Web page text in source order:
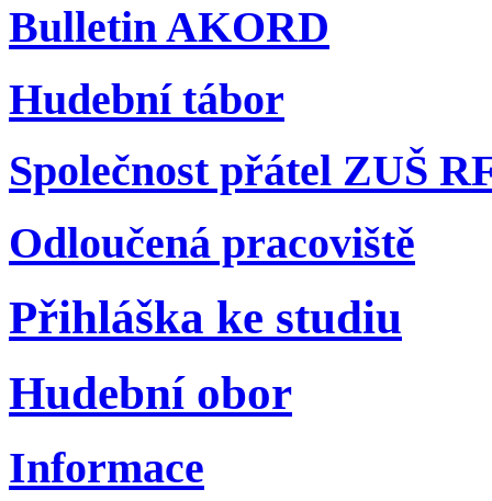
Bulletin AKORD
Hudební tábor
Společnost přátel ZUŠ
Odloučená pracoviště
Přihláška ke studiu
Hudební obor
Informace